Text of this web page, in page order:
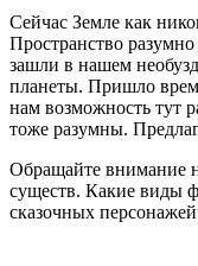
Сейчас Земле как
Пространство
зашли в нашем
планеты. Пришло
нам возможность тут
тоже разумны.
Обращайте внимание
существ. Какие виды
сказочных